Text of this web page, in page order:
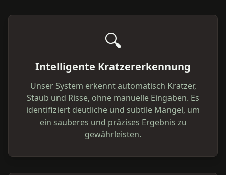
🔍
Intelligente Kratzererkennung
Unser System erkennt automatisch Kratzer,
Staub und Risse, ohne manuelle Eingaben. Es
identifiziert deutliche und subtile Mängel, um
ein sauberes und präzises Ergebnis zu
gewährleisten.